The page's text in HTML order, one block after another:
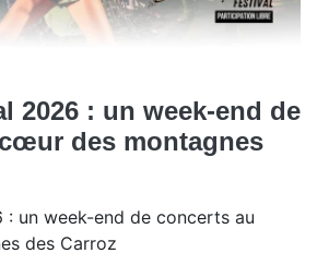
2026 : un week-end de
des montagnes
: un week-end de concerts au
des Carroz